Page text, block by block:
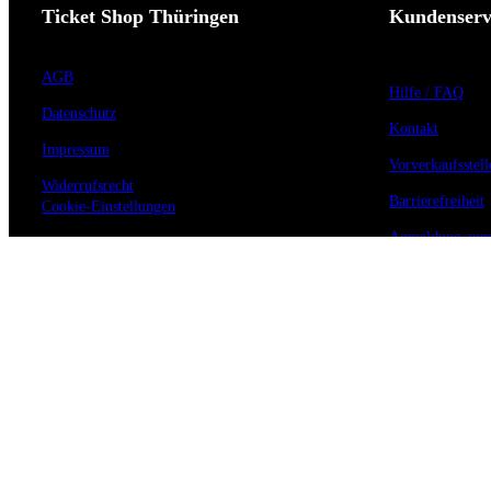
Ticket Shop Thüringen
AGB
Datenschutz
Impressum
Widerrufsrecht
Cookie-Einstellungen
Hilfe / FAQ
Kontakt
Barrierefreiheit
Anmeldung